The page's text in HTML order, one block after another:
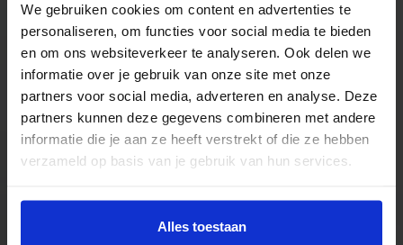
We gebruiken cookies om content en advertenties te
personaliseren, om functies voor social media te bieden
en om ons websiteverkeer te analyseren. Ook delen we
informatie over je gebruik van onze site met onze
partners voor social media, adverteren en analyse. Deze
partners kunnen deze gegevens combineren met andere
informatie die je aan ze heeft verstrekt of die ze hebben
verzameld op basis van je gebruik van hun services.
Alles toestaan
Voor talloze toepassingen
Pakjes, doosjes, kratjes, pallets…